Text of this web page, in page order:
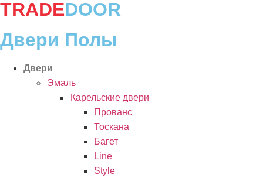
Перейти
содержимому
TRADEDOOR
Двери Полы
Двери
Эмаль
Карельские двери
Прованc
Тоскана
Багет
Line
Style